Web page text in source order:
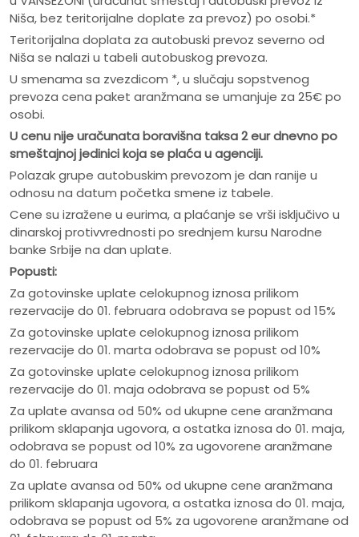
Niša, bez teritorijalne doplate za prevoz) po osobi.*
Teritorijalna doplata za autobuski prevoz severno od
Niša se nalazi u tabeli autobuskog prevoza.
U smenama sa zvezdicom *, u slučaju sopstvenog
prevoza cena paket aranžmana se umanjuje za 25€ po
osobi.
U cenu nije uračunata boravišna taksa 2 eur dnevno po
smeštajnoj jedinici koja se plaća u agenciji.
Polazak grupe autobuskim prevozom je dan ranije u
odnosu na datum početka smene iz tabele.
Cene su izražene u eurima, a plaćanje se vrši isključivo u
dinarskoj protivvrednosti po srednjem kursu Narodne
banke Srbije na dan uplate.
Popusti:
Za gotovinske uplate celokupnog iznosa prilikom
rezervacije do 01. februara odobrava se popust od 15%
Za gotovinske uplate celokupnog iznosa prilikom
rezervacije do 01. marta odobrava se popust od 10%
Za gotovinske uplate celokupnog iznosa prilikom
rezervacije do 01. maja odobrava se popust od 5%
Za uplate avansa od 50% od ukupne cene aranžmana
prilikom sklapanja ugovora, a ostatka iznosa do 01. maja,
odobrava se popust od 10% za ugovorene aranžmane
do 01. februara
Za uplate avansa od 50% od ukupne cene aranžmana
prilikom sklapanja ugovora, a ostatka iznosa do 01. maja,
odobrava se popust od 5% za ugovorene aranžmane od